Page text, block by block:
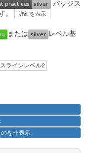
バッジス
。
詳細を表示
または
レベル基
ラインレベル2
を非表示